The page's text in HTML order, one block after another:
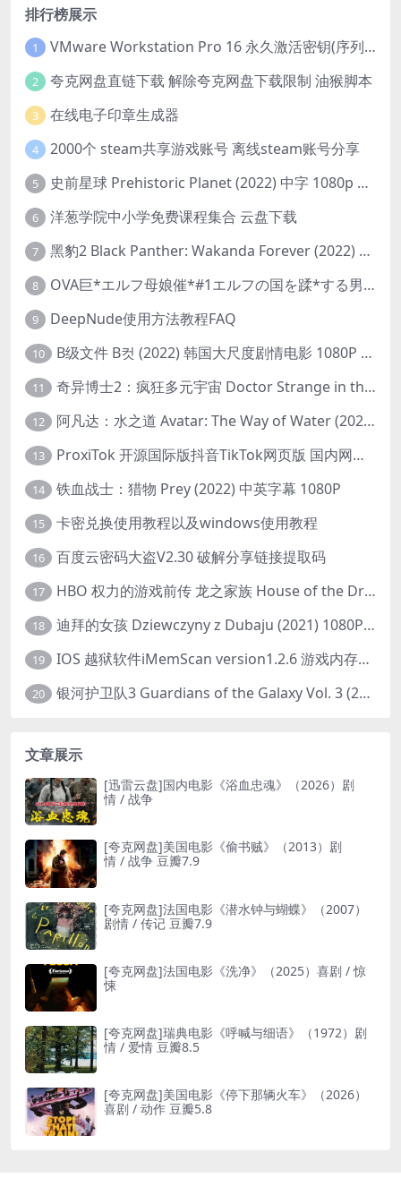
排行榜展示
1 VMware Workstation Pro 16 永久激活密钥(序列号)
2 夸克网盘直链下载 解除夸克网盘下载限制 油猴脚本
3 在线电子印章生成器
4 2000个 steam共享游戏账号 离线steam账号分享
5 史前星球 Prehistoric Planet (2022) 中字 1080p 高清 阿里云盘 2022.5.27已更新全集
6 洋葱学院中小学免费课程集合 云盘下载
7 黑豹2 Black Panther: Wakanda Forever (2022) 高清版
8 OVA巨*エルフ母娘催*#1エルフの国を蹂*する男。汚された女王と姫
9 DeepNude使用方法教程FAQ
10 B级文件 B컷 (2022) 韩国大尺度剧情电影 1080P 中字
11 奇异博士2：疯狂多元宇宙 Doctor Strange in the Multiverse of Madness (2022) 高清版1080p
12 阿凡达：水之道 Avatar: The Way of Water (2022) 1080p 2k 4k 中文字幕
13 ProxiTok 开源国际版抖音TikTok网页版 国内网络直连
14 铁血战士：猎物 Prey (2022) 中英字幕 1080P
15 卡密兑换使用教程以及windows使用教程
16 百度云密码大盗V2.30 破解分享链接提取码
17 HBO 权力的游戏前传 龙之家族 House of the Dragon (2022) 中字 1080P 更新4集
18 迪拜的女孩 Dziewczyny z Dubaju (2021) 1080P 中字
19 IOS 越狱软件iMemScan version1.2.6 游戏内存修改器
20 银河护卫队3 Guardians of the Galaxy Vol. 3 (2023)4K高清资源1080p只分享精品
文章展示
[迅雷云盘]国内电影《浴血忠魂》（2026）剧
情 / 战争
[夸克网盘]美国电影《偷书贼》（2013）剧
情 / 战争 豆瓣7.9
[夸克网盘]法国电影《潜水钟与蝴蝶》（2007）
剧情 / 传记 豆瓣7.9
[夸克网盘]法国电影《洗净》（2025）喜剧 / 惊
悚
[夸克网盘]瑞典电影《呼喊与细语》（1972）剧
情 / 爱情 豆瓣8.5
[夸克网盘]美国电影《停下那辆火车》（2026）
喜剧 / 动作 豆瓣5.8